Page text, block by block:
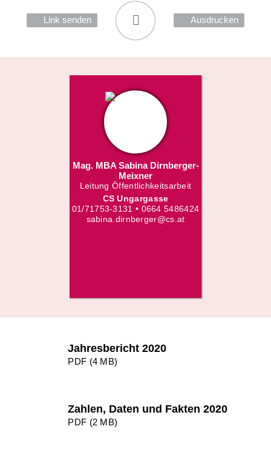
Link senden Ausdrucken
Mag. MBA Sabina Dirnberger-
Meixner
Leitung Öffentlichkeitsarbeit
CS Ungargasse
01/71753-3131 • 0664 5486424
sabina.dirnberger@cs.at
Jahresbericht 2020
PDF (4 MB)
Zahlen, Daten und Fakten 2020
PDF (2 MB)